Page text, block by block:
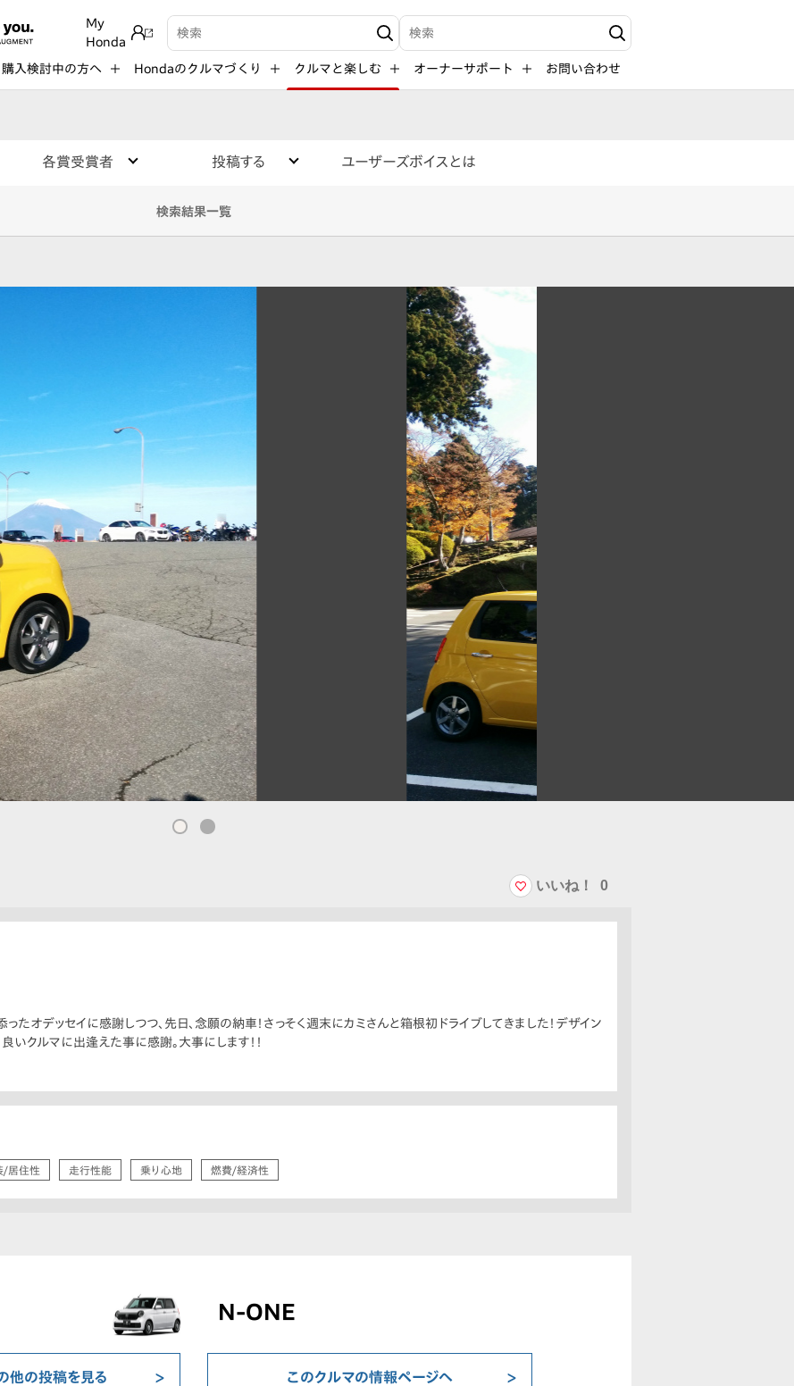
My
Honda
検索キーワード入力 検索キーワード入力
購入検討中の方へ Hondaのクルマづくり クルマと楽しむ オーナーサポート お問い合わせ
各賞受賞者 投稿する ユーザーズボイスとは
検索結果一覧
いいね！ 0
たオデッセイに感謝しつつ、先日、念願の納車！さっそく週末にカミさんと箱根初ドライブしてきました！デザイン
いクルマに出逢えた事に感謝。大事にします！！
/居住性 走行性能 乗り心地 燃費/経済性
N-ONE
他の投稿を見る このクルマの情報ページへ